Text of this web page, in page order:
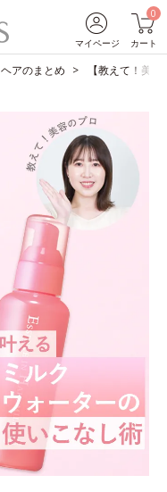
マイページ
0
カート
ヘアのまとめ 【教えて！美